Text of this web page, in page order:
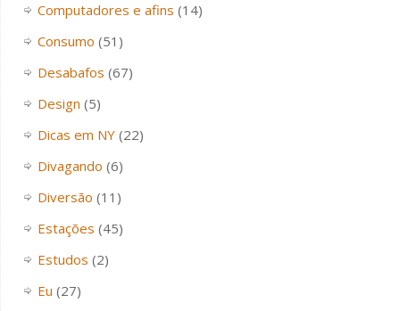
Computadores e afins (14)
Consumo (51)
Desabafos (67)
Design (5)
Dicas em NY(22)
Divagando (6)
Diversão (11)
Estações (45)
Estudos (2)
Eu (27)